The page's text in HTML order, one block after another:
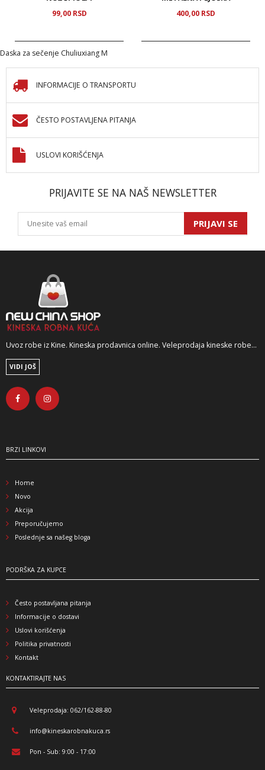
99,00 RSD
400,00 RSD
Daska za sečenje Chuliuxiang M
INFORMACIJE O TRANSPORTU
ČESTO POSTAVLJENA PITANJA
USLOVI KORIŠĆENJA
PRIJAVITE SE NA NAŠ NEWSLETTER
PRIJAVI SE
Uvoz robe iz Kine. Kineska prodavnica online. Veleprodaja kineske robe...
VIDI JOŠ
BRZI LINKOVI
Home
Novo
Akcija
Preporučujemo
Poslednje sa našeg bloga
PODRŠKA ZA KUPCE
Često postavljana pitanja
Informacije o dostavi
Uslovi korišćenja
Politika privatnosti
Kontakt
KONTAKTIRAJTE NAS
Veleprodaja: 062/162-88-80
info@kineskarobnakuca.rs
Pon - Sub: 9:00 - 17:00